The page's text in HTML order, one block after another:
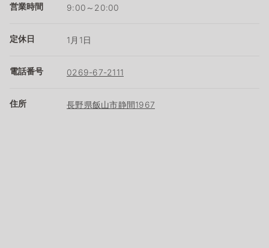
営業時間 9:00～20:00
定休日 1月1日
電話番号 0269-67-2111
住所 長野県飯山市静間1967